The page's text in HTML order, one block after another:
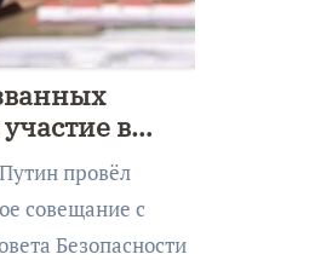
в
Совбеза
провёл
совещание с
Безопасности